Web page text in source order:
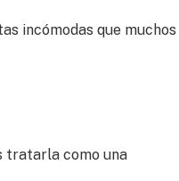
incómodas que muchos
tratarla como una